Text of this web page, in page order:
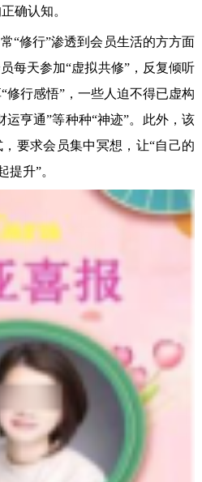
确认知。
“修行”渗透到会员生活的方方面
每天参加“虚拟共修”，反复倾听
修行感悟”，一些人迫不得已虚构
运亨通”等种种“神迹”。此外，该
要求会员集中冥想，让“自己的
提升”。